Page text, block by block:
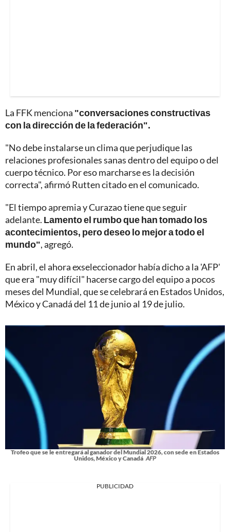
La FFK menciona "conversaciones constructivas
con la dirección de la federación".
"No debe instalarse un clima que perjudique las
relaciones profesionales sanas dentro del equipo o del
cuerpo técnico. Por eso marcharse es la decisión
correcta", afirmó Rutten citado en el comunicado.
"El tiempo apremia y Curazao tiene que seguir
adelante. Lamento el rumbo que han tomado los
acontecimientos, pero deseo lo mejor a todo el
mundo", agregó.
En abril, el ahora exseleccionador había dicho a la 'AFP'
que era "muy difícil" hacerse cargo del equipo a pocos
meses del Mundial, que se celebrará en Estados Unidos,
México y Canadá del 11 de junio al 19 de julio.
Trofeo que se le entregará al ganador del Mundial 2026, con sede en Estados
Unidos, México y Canadá AFP
PUBLICIDAD